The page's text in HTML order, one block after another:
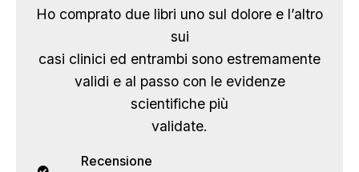
Ho comprato due libri uno sul dolore e l’altro
sui
casi clinici ed entrambi sono estremamente
validi e al passo con le evidenze
scientifiche più
validate.
Recensione